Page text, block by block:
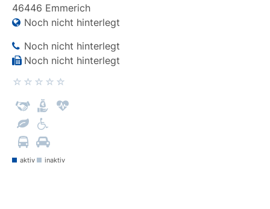
46446 Emmerich
Noch nicht hinterlegt
Noch nicht hinterlegt
Noch nicht hinterlegt
aktiv inaktiv